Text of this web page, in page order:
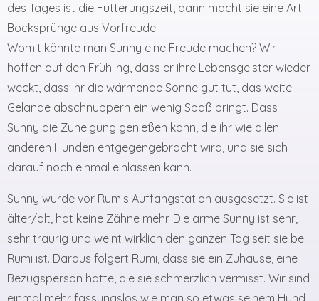
des Tages ist die Fütterungszeit, dann macht sie eine Art
Bocksprünge aus Vorfreude.
Womit könnte man Sunny eine Freude machen? Wir
hoffen auf den Frühling, dass er ihre Lebensgeister wieder
weckt, dass ihr die wärmende Sonne gut tut, das weite
Gelände abschnuppern ein wenig Spaß bringt. Dass
Sunny die Zuneigung genießen kann, die ihr wie allen
anderen Hunden entgegengebracht wird, und sie sich
darauf noch einmal einlassen kann.
Sunny wurde vor Rumis Auffangstation ausgesetzt. Sie ist
älter/alt, hat keine Zähne mehr. Die arme Sunny ist sehr,
sehr traurig und weint wirklich den ganzen Tag seit sie bei
Rumi ist. Daraus folgert Rumi, dass sie ein Zuhause, eine
Bezugsperson hatte, die sie schmerzlich vermisst. Wir sind